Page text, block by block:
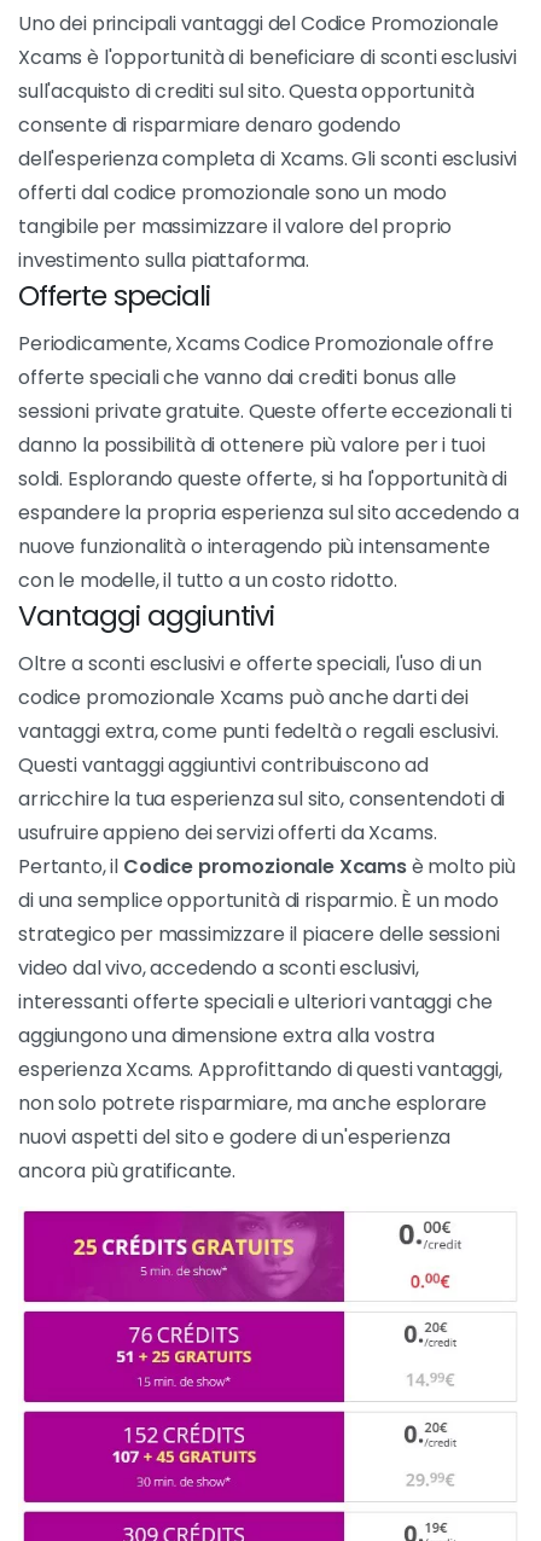
Uno dei principali vantaggi del Codice Promozionale
Xcams è l'opportunità di beneficiare di sconti esclusivi
sull'acquisto di crediti sul sito. Questa opportunità
consente di risparmiare denaro godendo
dell'esperienza completa di Xcams. Gli sconti esclusivi
offerti dal codice promozionale sono un modo
tangibile per massimizzare il valore del proprio
investimento sulla piattaforma.
Offerte speciali
Periodicamente, Xcams Codice Promozionale offre
offerte speciali che vanno dai crediti bonus alle
sessioni private gratuite. Queste offerte eccezionali ti
danno la possibilità di ottenere più valore per i tuoi
soldi. Esplorando queste offerte, si ha l'opportunità di
espandere la propria esperienza sul sito accedendo a
nuove funzionalità o interagendo più intensamente
con le modelle, il tutto a un costo ridotto.
Vantaggi aggiuntivi
Oltre a sconti esclusivi e offerte speciali, l'uso di un
codice promozionale Xcams può anche darti dei
vantaggi extra, come punti fedeltà o regali esclusivi.
Questi vantaggi aggiuntivi contribuiscono ad
arricchire la tua esperienza sul sito, consentendoti di
usufruire appieno dei servizi offerti da Xcams.
Pertanto, il Codice promozionale Xcamsè molto più
di una semplice opportunità di risparmio. È un modo
strategico per massimizzare il piacere delle sessioni
video dal vivo, accedendo a sconti esclusivi,
interessanti offerte speciali e ulteriori vantaggi che
aggiungono una dimensione extra alla vostra
esperienza Xcams. Approfittando di questi vantaggi,
non solo potrete risparmiare, ma anche esplorare
nuovi aspetti del sito e godere di un'esperienza
ancora più gratificante.